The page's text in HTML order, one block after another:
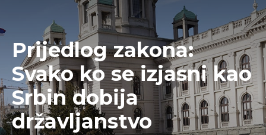
Prijedlog zakona:
Svako ko se izjasni kao
Srbin dobija
državljanstvo